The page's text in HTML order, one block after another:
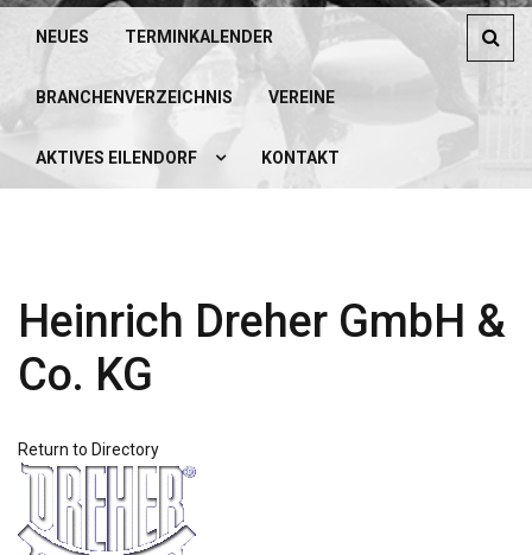
NEUES TERMINKALENDER
BRANCHENVERZEICHNIS VEREINE
AKTIVES EILENDORF KONTAKT
Heinrich Dreher GmbH &
Co. KG
Return to Directory